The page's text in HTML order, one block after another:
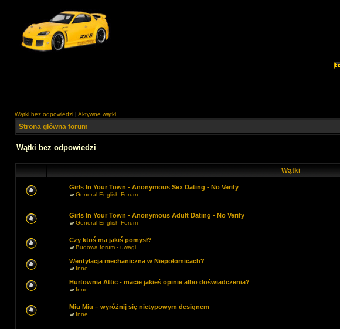
Wątki bez odpowiedzi | Aktywne wątki
Strona główna forum
Wątki bez odpowiedzi
Wątki
Girls In Your Town - Anonymous Sex Dating - No Verify
wGeneral English Forum
Girls In Your Town - Anonymous Adult Dating - No Verify
wGeneral English Forum
Czy ktoś ma jakiś pomysł?
wBudowa forum - uwagi
Wentylacja mechaniczna w Niepołomicach?
w Inne
Hurtownia Attic - macie jakieś opinie albo doświadczenia?
w Inne
Miu Miu – wyróżnij się nietypowym designem
w Inne